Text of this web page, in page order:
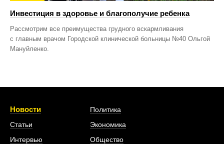
Инвестиция в здоровье и благополучие ребенка
Рассмотрим все преимущества грудного вскармливания
с главным врачом Городской клинической больницы №40 Ольгой
Мануйленко.
Новости
Статьи
Интервью
Политика
Экономика
Общество